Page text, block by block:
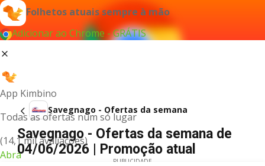
Folhetos atuais sempre à mão
Adicionar ao Chrome - GRÁTIS
App Kimbino
Todas as ofertas num só lugar
(14,1 mil avaliações)
Abra
Savegnago - Ofertas da semana
Savegnago - Ofertas da semana de
04/06/2026 | Promoção atual
PUBLICIDADE